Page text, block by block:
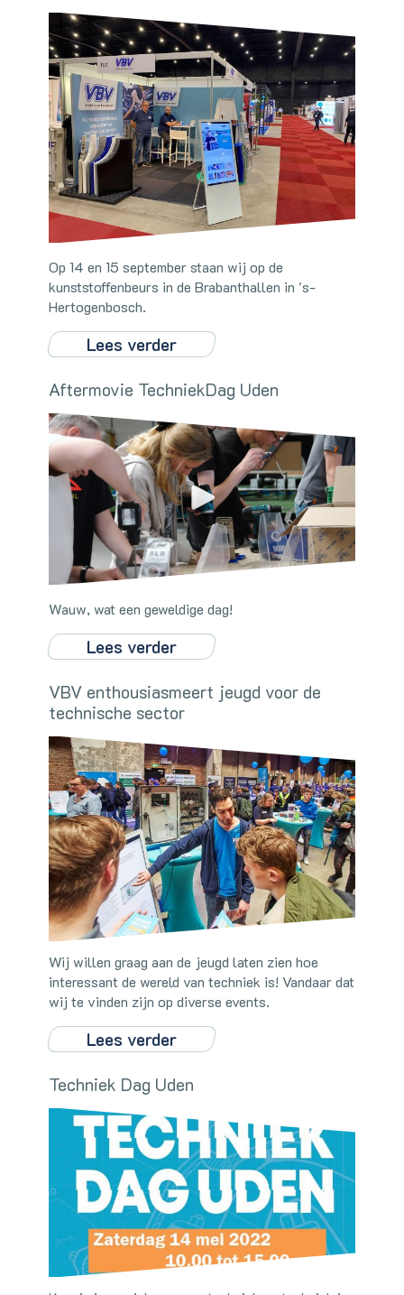
Op 14 en 15 september staan wij op de
kunststoffenbeurs in de Brabanthallen in 's-
Hertogenbosch.
Lees verder
Aftermovie TechniekDag Uden
Wauw, wat een geweldige dag!
Lees verder
VBV enthousiasmeert jeugd voor de
technische sector
Wij willen graag aan de jeugd laten zien hoe
interessant de wereld van techniek is! Vandaar dat
wij te vinden zijn op diverse events.
Lees verder
Techniek Dag Uden